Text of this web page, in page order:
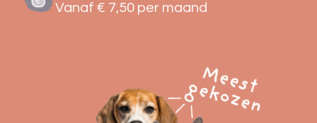
Vanaf € 7,50 per maand